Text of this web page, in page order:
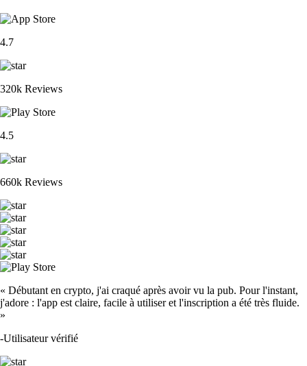
4.7
320k Reviews
4.5
660k Reviews
« Débutant en crypto, j'ai craqué après avoir vu la pub. Pour l'instant,
j'adore : l'app est claire, facile à utiliser et l'inscription a été très fluide.
»
-Utilisateur vérifié